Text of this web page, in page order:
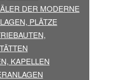
DER MODERNE
PLÄTZE
KAPELLEN